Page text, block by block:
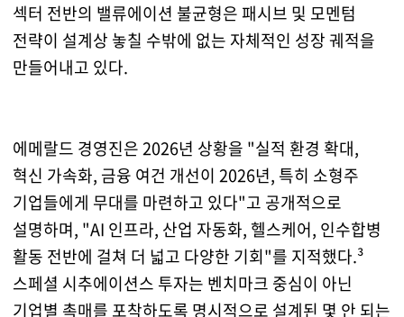
섹터 전반의 밸류에이션 불균형은 패시브 및 모멘텀
전략이 설계상 놓칠 수밖에 없는 자체적인 성장 궤적을
만들어내고 있다.
에메랄드 경영진은 2026년 상황을 "실적 환경 확대,
혁신 가속화, 금융 여건 개선이 2026년, 특히 소형주
기업들에게 무대를 마련하고 있다"고 공개적으로
설명하며, "AI 인프라, 산업 자동화, 헬스케어, 인수합병
활동 전반에 걸쳐 더 넓고 다양한 기회"를 지적했다.³
스페셜 시추에이션스 투자는 벤치마크 중심이 아닌
기업별 촉매를 포착하도록 명시적으로 설계된 몇 안 되는